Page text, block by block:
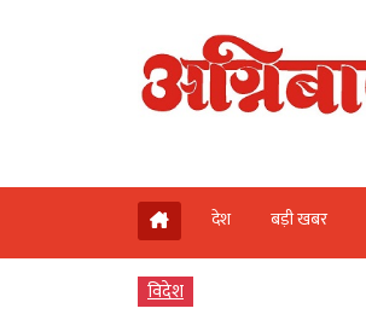
देश बड़ी खबर
विदेश